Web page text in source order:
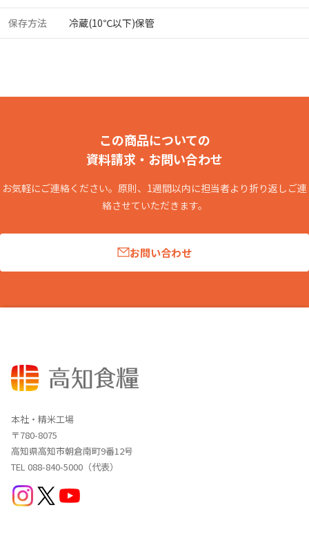
保存方法 冷蔵(10℃以下)保管
この商品についての
資料請求・お問い合わせ
お気軽にご連絡ください。原則、1週間以内に担当者より折り返しご連
絡させていただきます。
お問い合わせ
本社・精米工場
〒780-8075
高知県高知市朝倉南町9番12号
TEL 088-840-5000（代表）